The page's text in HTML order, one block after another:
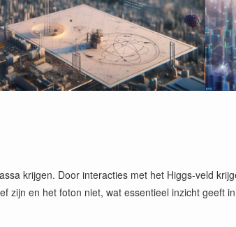
krijgen. Door interacties met het Higgs-veld
en het foton niet, wat essentieel inzicht geeft